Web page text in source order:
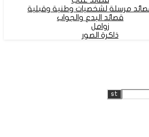
مرسلة لشخصيات وطنية وقبلية
قصائد البدع والجواب
زوامل
ذاكرة الصور